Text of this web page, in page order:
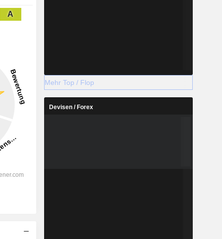
A
Mehr Top / Flop
Devisen / Forex